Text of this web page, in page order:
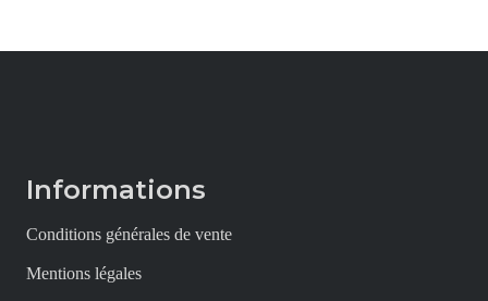
Informations
Conditions générales de vente
Mentions légales